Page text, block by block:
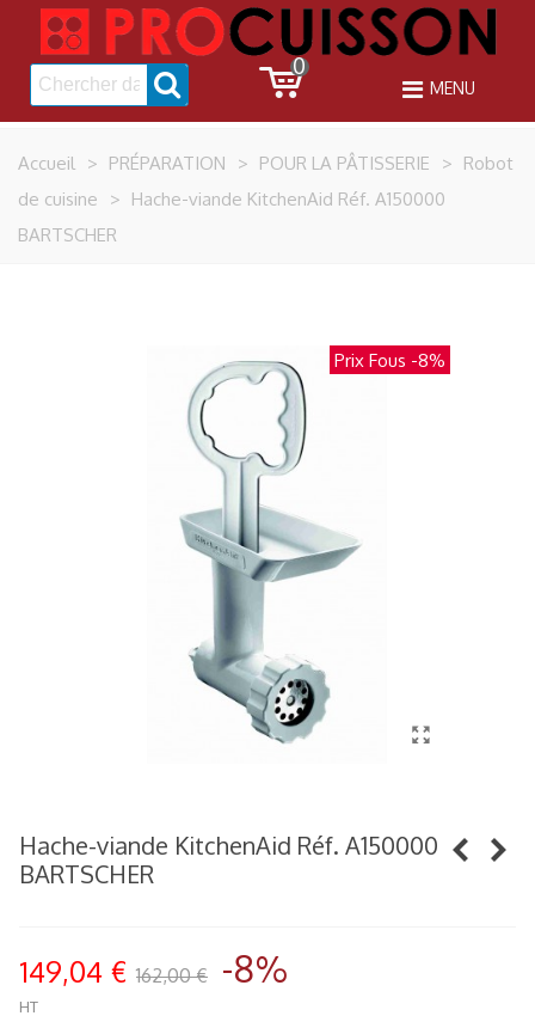
0
MENU
Accueil > PRÉPARATION > POUR LA PÂTISSERIE > Robot
de cuisine
> Hache-viande KitchenAid Réf. A150000
BARTSCHER
Prix Fous -8%
Hache-viande KitchenAid Réf. A150000
BARTSCHER
149,04 € 162,00 € -8%
HT